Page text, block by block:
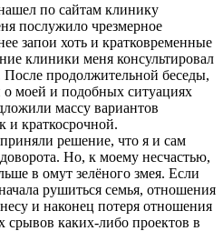
по сайтам клинику
послужило чрезмерное
запои хоть и кратковременные
клиники меня консультировал
продолжительной беседы,
о моей и подобных ситуациях
массу вариантов
и краткосрочной.
решение, что я и сам
Но, к моему несчастью,
в омут зелёного змея. Если
рушиться семья, отношения
и наконец потеря отношения
срывов каких-либо проектов в